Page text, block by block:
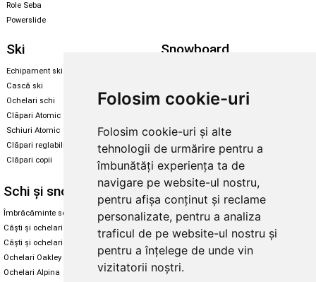
Folosim cookie-uri
Folosim cookie-uri și alte
tehnologii de urmărire pentru a
îmbunătăți experiența ta de
navigare pe website-ul nostru,
pentru afișa conținut și reclame
personalizate, pentru a analiza
traficul de pe website-ul nostru și
pentru a înțelege de unde vin
vizitatorii noștri.
Role Seba
Powerslide
Ski
Echipament ski
Cască ski
Ochelari schi
Clăpari Atomic
Schiuri Atomic
Clăpari reglabili
Clăpari copii
Snowboard
Legături Rome SDS
Skate & longboard
Santa Cruz
Enuff Skateboards
Schi și snowboard
Îmbrăcăminte schi și snowboard
Căști și ochelari de iarnă
Căști și ochelari Alpina
Ochelari Oakley
Ochelari Alpina
Diverse
Cum aleg rolele
Cum aleg ochelarii
Ochelari de soare Alpina
Intretinere manusi